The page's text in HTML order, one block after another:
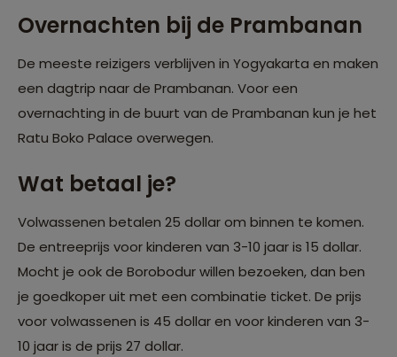
Overnachten bij de Prambanan
De meeste reizigers verblijven in Yogyakarta en maken
een dagtrip naar de Prambanan. Voor een
overnachting in de buurt van de Prambanan kun je het
Ratu Boko Palace overwegen.
Wat betaal je?
Volwassenen betalen 25 dollar om binnen te komen.
De entreeprijs voor kinderen van 3-10 jaar is 15 dollar.
Mocht je ook de Borobodur willen bezoeken, dan ben
je goedkoper uit met een combinatie ticket. De prijs
voor volwassenen is 45 dollar en voor kinderen van 3-
10 jaar is de prijs 27 dollar.